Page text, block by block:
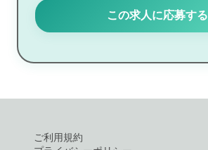
この求人に応募する
ご利用規約